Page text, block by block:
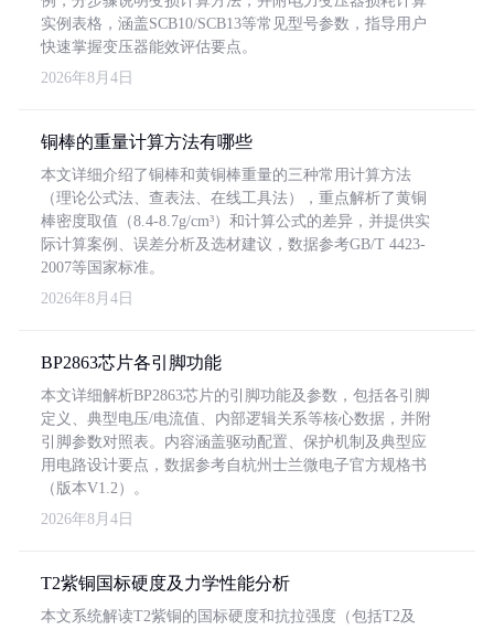
实例表格，涵盖SCB10/SCB13等常见型号参数，指导用户
快速掌握变压器能效评估要点。
2026年8月4日
铜棒的重量计算方法有哪些
本文详细介绍了铜棒和黄铜棒重量的三种常用计算方法
（理论公式法、查表法、在线工具法），重点解析了黄铜
棒密度取值（8.4-8.7g/cm³）和计算公式的差异，并提供实
际计算案例、误差分析及选材建议，数据参考GB/T 4423-
2007等国家标准。
2026年8月4日
BP2863芯片各引脚功能
本文详细解析BP2863芯片的引脚功能及参数，包括各引脚
定义、典型电压/电流值、内部逻辑关系等核心数据，并附
引脚参数对照表。内容涵盖驱动配置、保护机制及典型应
用电路设计要点，数据参考自杭州士兰微电子官方规格书
（版本V1.2）。
2026年8月4日
T2紫铜国标硬度及力学性能分析
本文系统解读T2紫铜的国标硬度和抗拉强度（包括T2及